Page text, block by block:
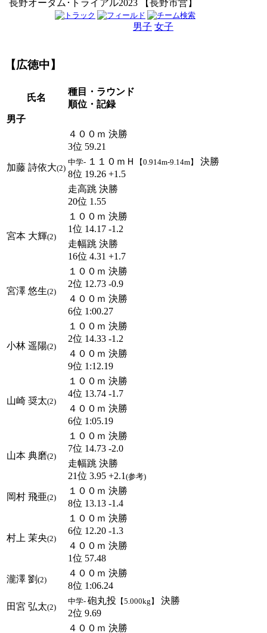
長野オータム･トライアル2023 【長野市営】
男子 女子
【広徳中】
氏名
種目・ラウンド
順位・記録
男子
加藤 詩依大(2)
４００ｍ 決勝
3位 59.21
中学- １１０ｍＨ 【0.914m-9.14m】
決勝
8位 19.26 +1.5
走高跳 決勝
20位 1.55
宮本 大輝(2)
１００ｍ 決勝
1位 14.17 -1.2
走幅跳 決勝
16位 4.31 +1.7
宮澤 悠生(2)
１００ｍ 決勝
2位 12.73 -0.9
４００ｍ 決勝
6位 1:00.27
小林 遥陽(2)
１００ｍ 決勝
2位 14.33 -1.2
４００ｍ 決勝
9位 1:12.19
山崎 奨太(2)
１００ｍ 決勝
4位 13.74 -1.7
４００ｍ 決勝
6位 1:05.19
山本 典磨(2)
１００ｍ 決勝
7位 14.73 -2.0
走幅跳 決勝
21位 3.95 +2.1 (参考)
岡村 飛亜(2)
１００ｍ 決勝
8位 13.13 -1.4
村上 茉央(2)
１００ｍ 決勝
6位 12.20 -1.3
４００ｍ 決勝
1位 57.48
瀧澤 劉 (2)
４００ｍ 決勝
8位 1:06.24
田宮 弘太(2)
中学- 砲丸投 【5.000kg】
決勝
2位 9.69
４００ｍ 決勝